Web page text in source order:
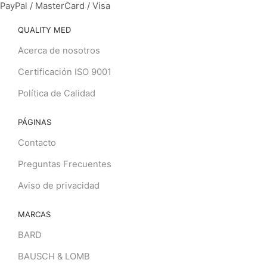
PayPal / MasterCard / Visa
QUALITY MED
Acerca de nosotros
Certificación ISO 9001
Política de Calidad
PÁGINAS
Contacto
Preguntas Frecuentes
Aviso de privacidad
MARCAS
BARD
BAUSCH & LOMB